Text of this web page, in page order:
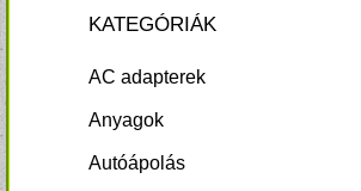
KATEGÓRIÁK
AC adapterek
Anyagok
Autóápolás